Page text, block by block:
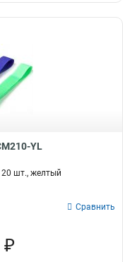
YL
20 шт., желтый
Сравнить
₽